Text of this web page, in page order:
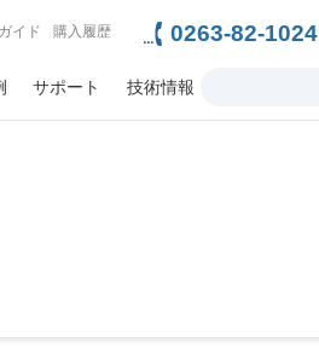
イド 購入履歴 0263-82-1024
サポート 技術情報